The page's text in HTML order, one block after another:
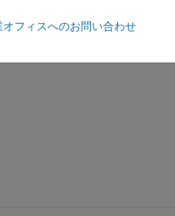
フィスへのお問い合わせ